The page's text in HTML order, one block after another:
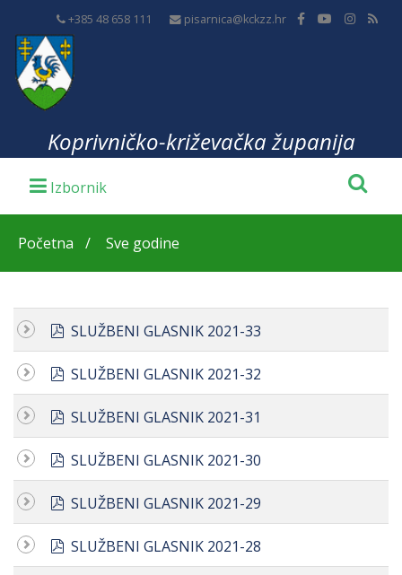
+385 48 658 111 pisarnica@kckzz.hr
Koprivničko-križevačka županija
Početna Sve godine
pdf
SLUŽBENI GLASNIK 2021-33
pdf
SLUŽBENI GLASNIK 2021-32
pdf
SLUŽBENI GLASNIK 2021-31
pdf
SLUŽBENI GLASNIK 2021-30
pdf
SLUŽBENI GLASNIK 2021-29
pdf
SLUŽBENI GLASNIK 2021-28